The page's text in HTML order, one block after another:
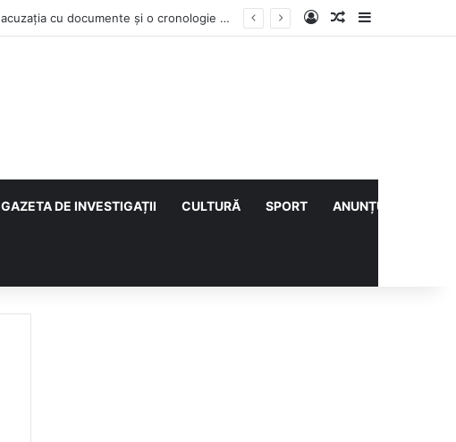
Vești bune din rezervațiile naturale ale Buzăului. Lacurile de la Boldu și Balta Albă și-au refăcut o bună parte din luciul de apă Log InArticol aleatoriu
Sidebar
GAZETA DE INVESTIGAȚII CULTURĂ SPORT ANUNȚURI